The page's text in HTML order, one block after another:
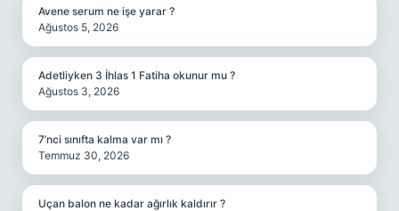
Avene serum ne işe yarar ?
Ağustos 5, 2026
Adetliyken 3 İhlas 1 Fatiha okunur mu ?
Ağustos 3, 2026
7’nci sınıfta kalma var mı ?
Temmuz 30, 2026
Uçan balon ne kadar ağırlık kaldırır ?